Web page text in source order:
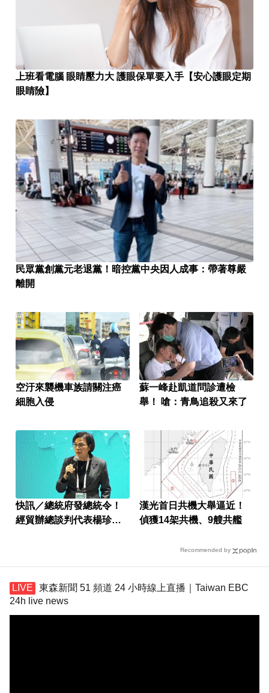
上班看電腦 眼睛壓力大 護眼保單要入手【安心護眼定期
眼睛險】
民眾黨創黨元老退黨！暗控黨中央因人成事：帶著尊嚴
離開
空汙來襲機車族請關注癌
細胞入侵
PR
蘇一峰赴凱道問診遭檢
舉！ 嗆：青鳥追殺又來了
快訊／總統府發總統令！
經貿辦總談判代表楊珍妮
漢光首日共機大舉逼近！
偵獲14架共機、9艘共艦
Recommended by
東森新聞 51 頻道 24 小時線上直播｜Taiwan EBC
24h live news